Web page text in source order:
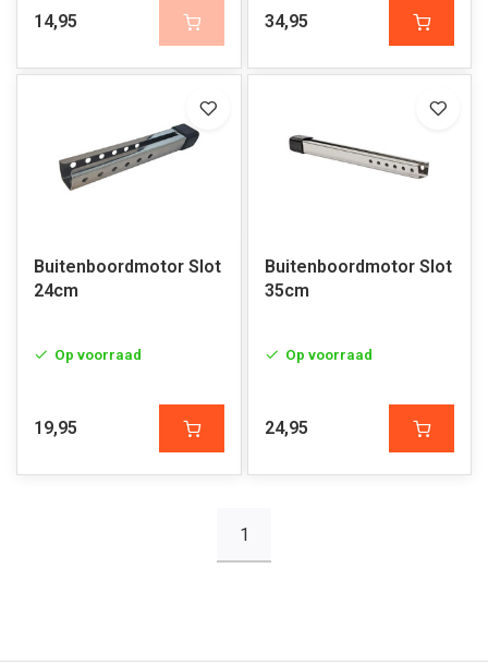
14,95 34,95
Buitenboordmotor Slot
24cm
Op voorraad
19,95
Buitenboordmotor Slot
35cm
Op voorraad
24,95
1